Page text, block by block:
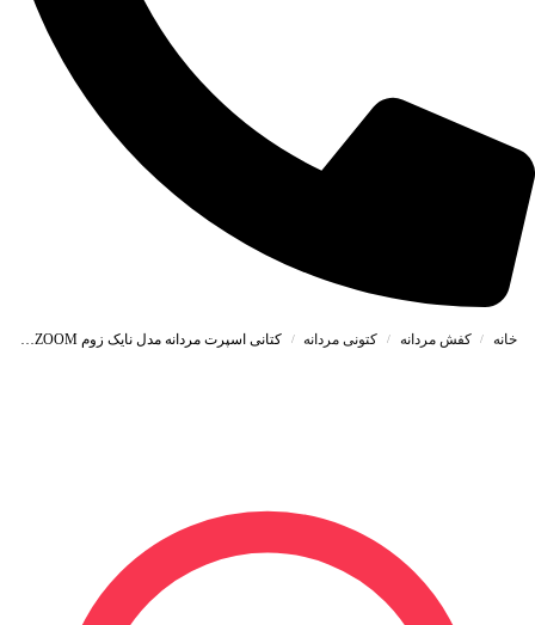
خانه / کفش مردانه / کتونی مردانه / کتانی اسپرت مردانه مدل نایک زوم NIKE_ZOOM رنگ طوسی کد 41803